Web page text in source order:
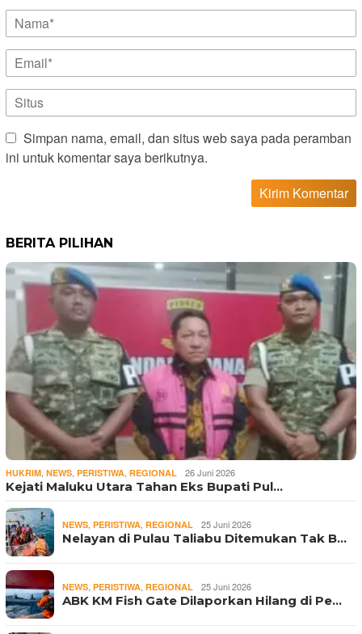
Simpan nama, email, dan situs web saya pada peramban
ini untuk komentar saya berikutnya.
BERITA PILIHAN
HUKRIM, NEWS, PERISTIWA, REGIONAL 26 Juni 2026
Kejati Maluku Utara Tahan Eks Bupati Pul…
NEWS, PERISTIWA, REGIONAL 25 Juni 2026
Nelayan di Pulau Taliabu Ditemukan Tak B…
NEWS, PERISTIWA, REGIONAL 25 Juni 2026
ABK KM Fish Gate Dilaporkan Hilang di Pe…